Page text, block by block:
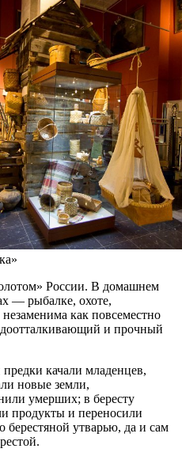
России. В домашнем
— рыбалке, охоте,
как повсеместно
и прочный
качали младенцев,
новые земли,
умерших; в бересту
продукты и переносили
утварью, да и сам